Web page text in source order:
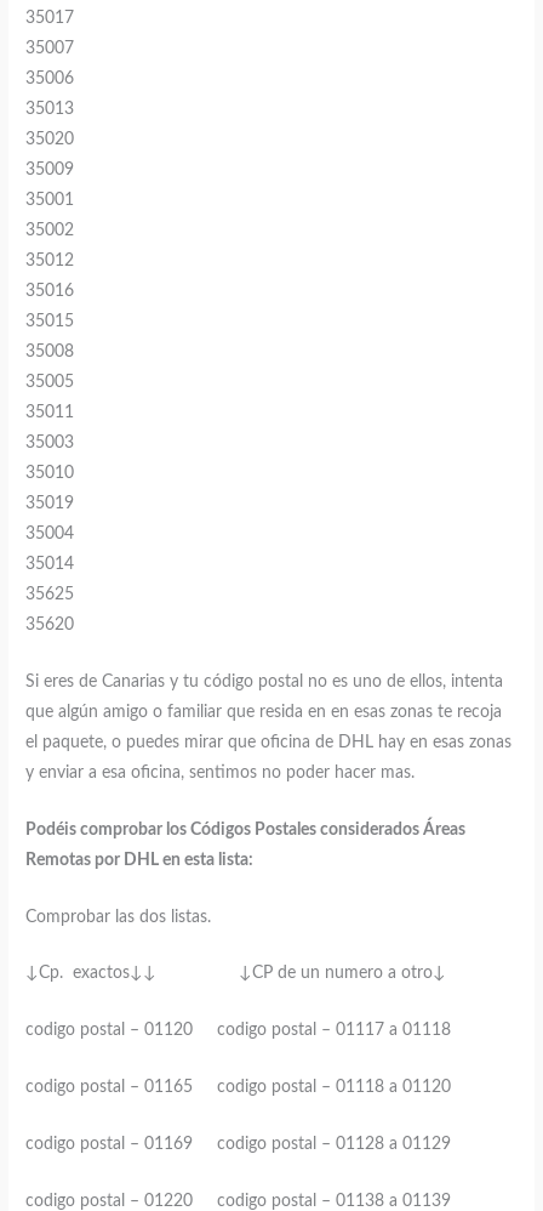
35017
35007
35006
35013
35020
35009
35001
35002
35012
35016
35015
35008
35005
35011
35003
35010
35019
35004
35014
35625
35620
Si eres de Canarias y tu código postal no es uno de ellos, intenta
que algún amigo o familiar que resida en en esas zonas te recoja
el paquete, o puedes mirar que oficina de DHL hay en esas zonas
y enviar a esa oficina, sentimos no poder hacer mas.
Podéis comprobar los Códigos Postales considerados Áreas
Remotas por DHL en esta lista:
Comprobar las dos listas.
↓Cp. exactos↓↓ ↓CP de un numero a otro↓
codigo postal – 01120 codigo postal – 01117 a 01118
codigo postal – 01165 codigo postal – 01118 a 01120
codigo postal – 01169 codigo postal – 01128 a 01129
codigo postal – 01220 codigo postal – 01138 a 01139